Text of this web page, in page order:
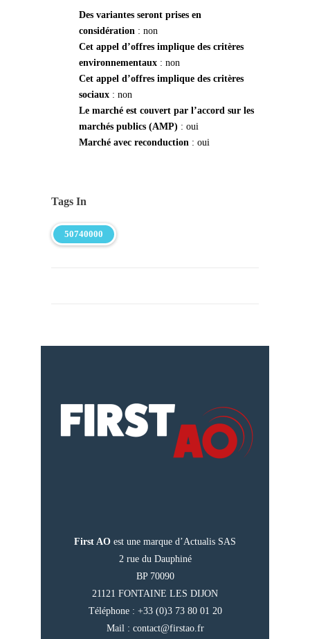
Des variantes seront prises en
considération : non
Cet appel d’offres implique des critères
environnementaux : non
Cet appel d’offres implique des critères
sociaux : non
Le marché est couvert par l’accord sur les
marchés publics (AMP) : oui
Marché avec reconduction : oui
Tags In
50740000
First AO est une marque d’Actualis SAS
2 rue du Dauphiné
BP 70090
21121 FONTAINE LES DIJON
Téléphone : +33 (0)3 73 80 01 20
Mail : contact@firstao.fr